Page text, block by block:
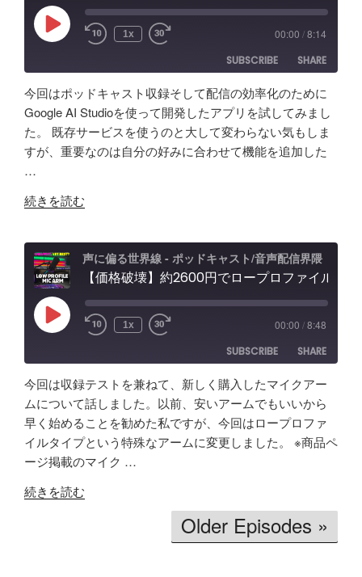
な
り
返
り"
の
イ
デ
ィ
ン
グ"
の
ス
術
と
可
能
性
「Fish
ユ
ー
ス
ー
ャ
が
５
年
か
け
て
か
っ
た
「マ
り
安
い
イ
ホ
Play
Episode 1x 00:00 /8:14
SUBSCRIBE
SHARE
Amazon
Apple Podcasts
RSS
Spotify
RSS FEED
SHARE
LINK
今回はポッドキャスト収録そして配信の効率化のために
Google AI Studioを使って開発したアプリを試してみまし
た。 既存サービスを使うのと大して変わらない気もしま
すが、重要なのは自分の好みに合わせて機能を追加した
…
"【自
プ
リ
効
で
リ
ア
ル
イ
続きを読む
声に偏る世界線 - ポッドキャスト/音声配信界隈
Play
Episode 1x 00:00 /8:48
SUBSCRIBE
SHARE
Amazon
Apple Podcasts
RSS
Spotify
RSS FEED
SHARE
LINK
EMBED
今回は収録テストを兼ねて、新しく購入したマイクアー
ムについて話しました。以前、安いアームでもいいから
早く始めることを勧めた私ですが、今回はロープロファ
イルタイプという特殊なアームに変更しました。 ※商品ペ
ージ掲載のマイク …
"【価
続きを読む
Older Episodes »